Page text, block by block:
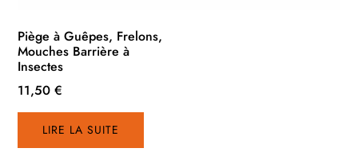
Piège à Guêpes, Frelons,
Mouches Barrière à
Insectes
11,50€
LIRE LA SUITE